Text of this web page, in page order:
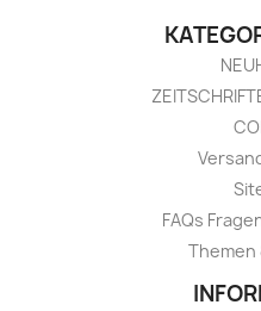
FAQs
Themen